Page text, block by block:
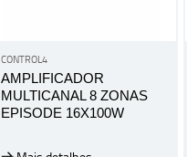
CONTROL4
AMPLIFICADOR
MULTICANAL 8 ZONAS
EPISODE 16X100W